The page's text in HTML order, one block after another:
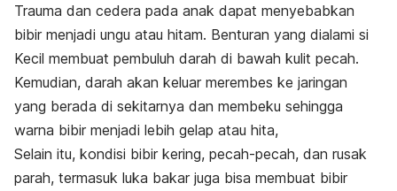
Trauma dan cedera pada anak dapat menyebabkan
bibir menjadi ungu atau hitam. Benturan yang dialami si
Kecil membuat pembuluh darah di bawah kulit pecah.
Kemudian, darah akan keluar merembes ke jaringan
yang berada di sekitarnya dan membeku sehingga
warna bibir menjadi lebih gelap atau hita,
Selain itu, kondisi bibir kering, pecah-pecah, dan rusak
parah, termasuk luka bakar juga bisa membuat bibir